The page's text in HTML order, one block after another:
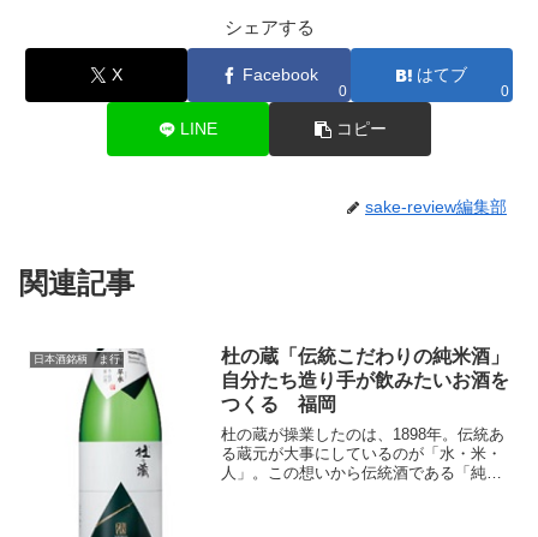
シェアする
X Facebook
0
はてブ
0
LINE コピー
sake-review編集部
関連記事
日本酒銘柄 ま行
杜の蔵「伝統こだわりの純米酒」
自分たち造り手が飲みたいお酒を
つくる 福岡
杜の蔵が操業したのは、1898年。伝統あ
る蔵元が大事にしているのが「水・米・
人」。この想いから伝統酒である「純米